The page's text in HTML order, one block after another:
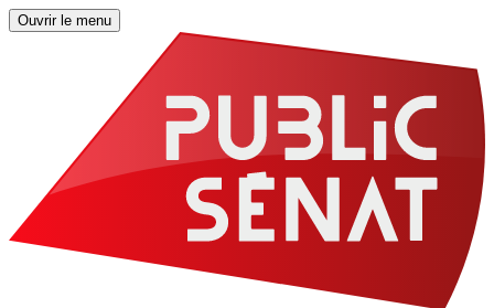
Ouvrir le menu